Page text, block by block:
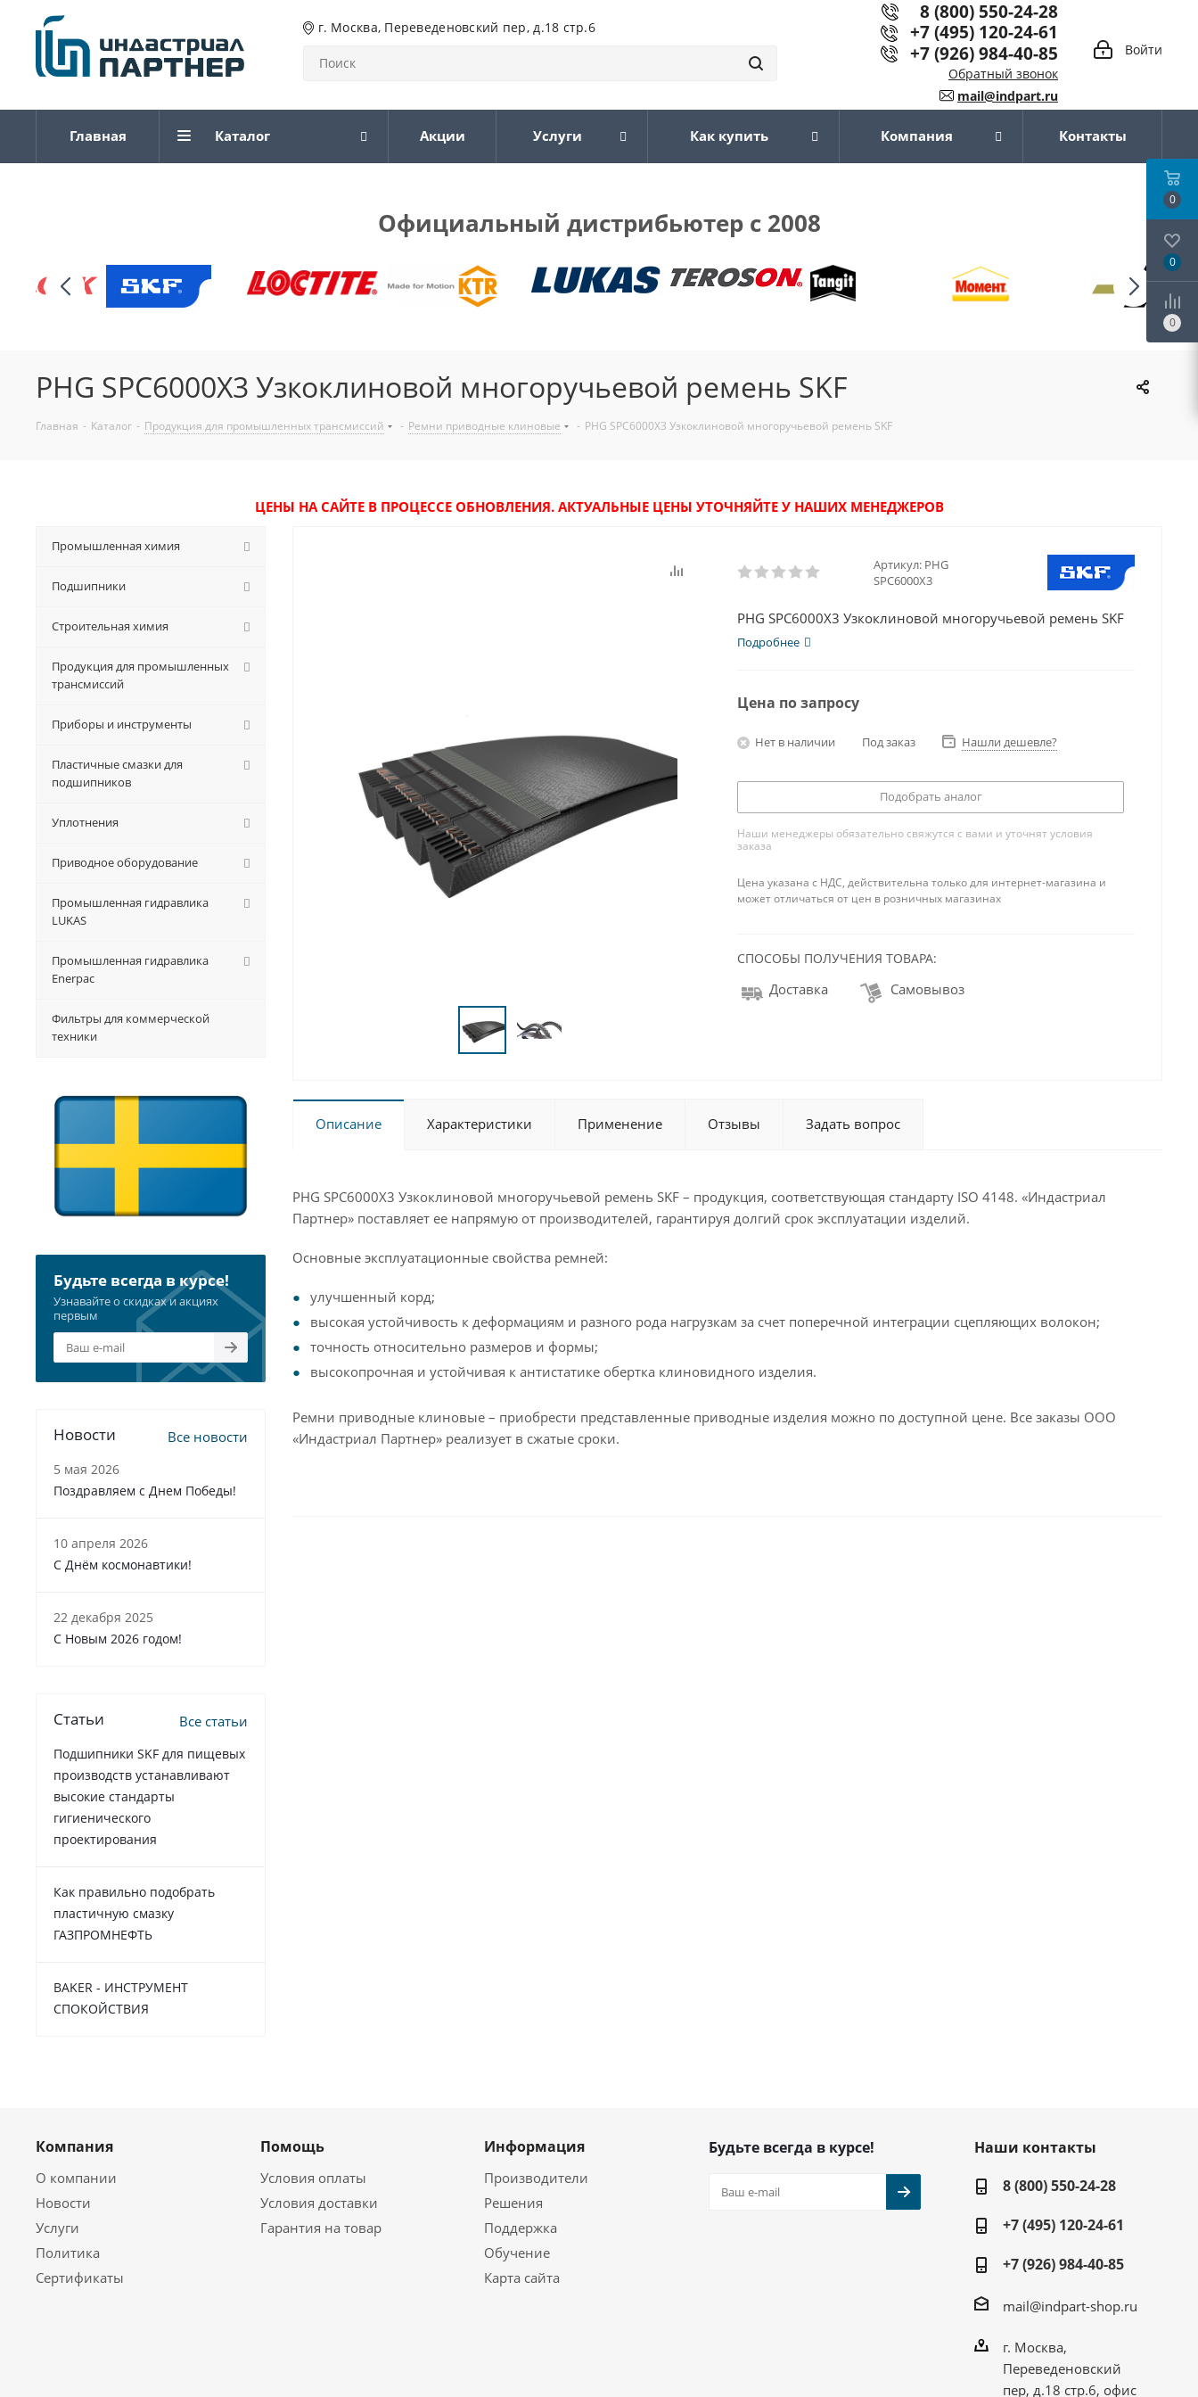
г. Москва, Переведеновский пер, д.18 стр.6
Войти
8 (800) 550-24-28
+7 (495) 120-24-61
+7 (926) 984-40-85
Обратный звонок
mail@indpart.ru
Главная Каталог Акции Услуги Как купить Компания Контакты
Официальный дистрибьютер с 2008
PHG SPC6000X3 Узкоклиновой многоручьевой ремень SKF
Главная - Каталог - Продукция для промышленных трансмиссий - Ремни приводные клиновые - PHG SPC6000X3 Узкоклиновой многоручьевой ремень SKF
ЦЕНЫ НА САЙТЕ В ПРОЦЕССЕ ОБНОВЛЕНИЯ. АКТУАЛЬНЫЕ ЦЕНЫ УТОЧНЯЙТЕ У НАШИХ МЕНЕДЖЕРОВ
Артикул: PHG
SPC6000X3
PHG SPC6000X3 Узкоклиновой многоручьевой ремень SKF
Подробнее
Цена по запросу
Нет в наличии Под заказ Нашли дешевле?
Подобрать аналог
Наши менеджеры обязательно свяжутся с вами и уточнят условия
заказа
Цена указана с НДС, действительна только для интернет-магазина и
может отличаться от цен в розничных магазинах
СПОСОБЫ ПОЛУЧЕНИЯ ТОВАРА:
Доставка Самовывоз
Описание Характеристики Применение Отзывы Задать вопрос
PHG SPC6000X3 Узкоклиновой многоручьевой ремень SKF – продукция, соответствующая стандарту ISO 4148. «Индастриал
Партнер» поставляет ее напрямую от производителей, гарантируя долгий срок эксплуатации изделий.
Основные эксплуатационные свойства ремней:
улучшенный корд;
высокая устойчивость к деформациям и разного рода нагрузкам за счет поперечной интеграции сцепляющих волокон;
точность относительно размеров и формы;
высокопрочная и устойчивая к антистатике обертка клиновидного изделия.
Ремни приводные клиновые – приобрести представленные приводные изделия можно по доступной цене. Все заказы ООО
«Индастриал Партнер» реализует в сжатые сроки.
Промышленная химия
Подшипники
Строительная химия
Продукция для промышленных
трансмиссий
Приборы и инструменты
Пластичные смазки для
подшипников
Уплотнения
Приводное оборудование
Промышленная гидравлика
LUKAS
Промышленная гидравлика
Enerpac
Фильтры для коммерческой
техники
Будьте всегда в курсе!
Узнавайте о скидках и акциях
первым
Новости Все новости
5 мая 2026
Поздравляем с Днем Победы!
10 апреля 2026
С Днём космонавтики!
22 декабря 2025
C Новым 2026 годом!
Статьи Все статьи
Подшипники SKF для пищевых
производств устанавливают
высокие стандарты
гигиенического
проектирования
Как правильно подобрать
пластичную смазку
ГАЗПРОМНЕФТЬ
BAKER - ИНСТРУМЕНТ
СПОКОЙСТВИЯ
Компания
О компании
Новости
Услуги
Политика
Сертификаты
Помощь
Условия оплаты
Условия доставки
Гарантия на товар
Информация
Производители
Решения
Поддержка
Обучение
Карта сайта
Будьте всегда в курсе!
Наши контакты
8 (800) 550-24-28
+7 (495) 120-24-61
+7 (926) 984-40-85
mail@indpart-shop.ru
г. Москва,
Переведеновский
пер, д.18 стр.6, офис
0
0
0